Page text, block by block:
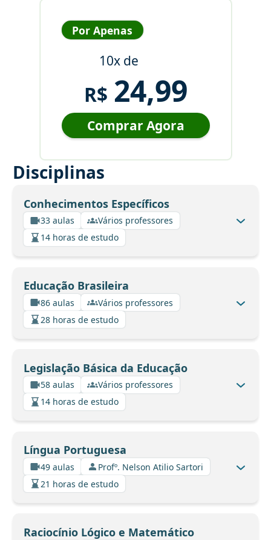
Por Apenas
10x de
R$ 24,99
Comprar Agora
Disciplinas
Conhecimentos Específicos
33 aulas
Vários professores
14 horas de estudo
Educação Brasileira
86 aulas
Vários professores
28 horas de estudo
Legislação Básica da Educação
58 aulas
Vários professores
14 horas de estudo
Língua Portuguesa
49 aulas
Profº. Nelson Atilio Sartori
21 horas de estudo
Raciocínio Lógico e Matemático